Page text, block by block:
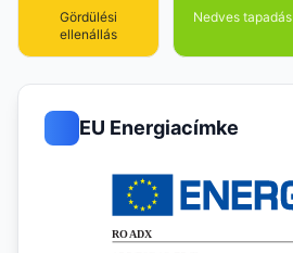
Gördülési
ellenállás
Nedves tapadás
EU Energiacímke